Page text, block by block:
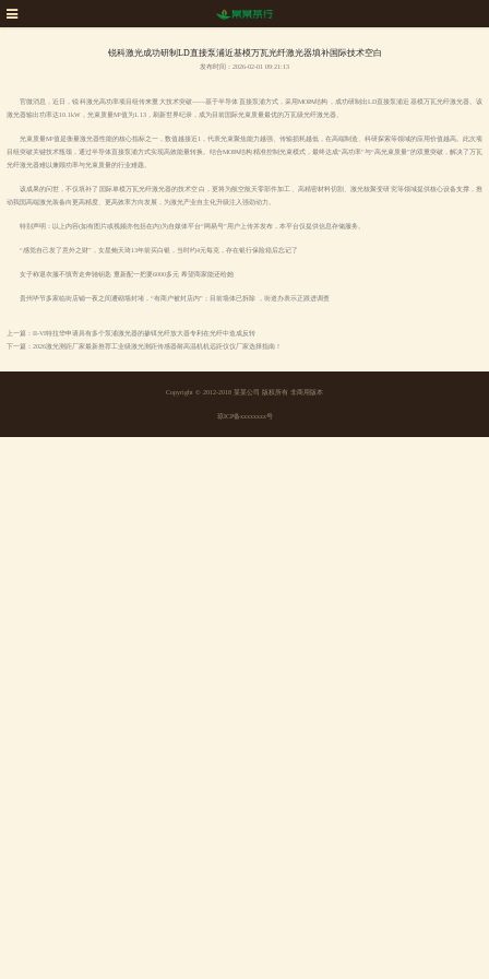
锐科激光成功研制LD直接泵浦近基模万瓦光纤激光器填补国际技术空白
发布时间：2026-02-01 09:21:13
官微消息，近日，锐科激光高功率项目组传来重大技术突破——基于半导体直接泵浦方式，采用MOPA结构，成功研制出LD直接泵浦近基模万瓦光纤激光器。该
激光器输出功率达10.1kW，光束质量M²值为1.13，刷新世界纪录，成为目前国际光束质量最优的万瓦级光纤激光器。
光束质量M²值是衡量激光器性能的核心指标之一，数值越接近1，代表光束聚焦能力越强、传输损耗越低，在高端制造、科研探索等领域的应用价值越高。此次项
目组突破关键技术瓶颈，通过半导体直接泵浦方式实现高效能量转换。结合MOPA结构精准控制光束模式，最终达成“高功率”与“高光束质量”的双重突破，解决了万瓦
光纤激光器难以兼顾功率与光束质量的行业难题。
该成果的问世，不仅填补了国际单模万瓦光纤激光器的技术空白，更将为航空航天零部件加工、高精密材料切割、激光核聚变研究等领域提供核心设备支撑，推
动我国高端激光装备向更高精度、更高效率方向发展，为激光产业自主化升级注入强劲动力。
特别声明：以上内容(如有图片或视频亦包括在内)为自媒体平台“网易号”用户上传并发布，本平台仅提供信息存储服务。
“感觉自己发了意外之财”，女星鲍天琦13年前买白银，当时约4元每克，存在银行保险箱后忘记了
女子称退衣服不慎寄走奔驰钥匙 重新配一把要6000多元 希望商家能还给她
贵州毕节多家临街店铺一夜之间遭砌墙封堵，“有商户被封店内”；目前墙体已拆除 ，街道办表示正跟进调查
上一篇：II-VI特拉华申请具有多个泵浦激光器的掺铒光纤放大器专利在光纤中造成反转
下一篇：2026激光测距厂家最新推荐工业级激光测距传感器耐高温机机远距仪仪厂家选择指南！
Copyright © 2012-2018 某某公司 版权所有 非商用版本
琼ICP备xxxxxxxx号